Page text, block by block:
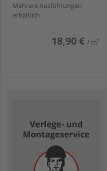
Mehrere Ausführungen
erhältlich
18,90 € / m²